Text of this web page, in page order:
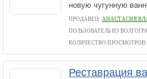
новую чугунную
ПРОДАВЕЦ: АНАСТАСИЯ
ПОЛЬЗОВАТЕЛЬ ИЗ
КОЛИЧЕСТВО ПРОСМОТРОВ:
Реставрация